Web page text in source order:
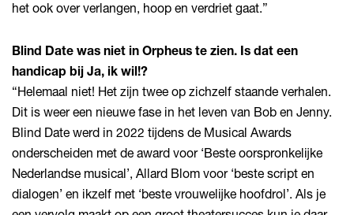
het ook over verlangen, hoop en verdriet gaat.”
Blind Date was niet in Orpheus te zien. Is dat een
handicap bij Ja, ik wil!?
“Helemaal niet! Het zijn twee op zichzelf staande verhalen.
Dit is weer een nieuwe fase in het leven van Bob en Jenny.
Blind Date werd in 2022 tijdens de Musical Awards
onderscheiden met de award voor ‘Beste oorspronkelijke
Nederlandse musical’, Allard Blom voor ‘beste script en
dialogen’ en ikzelf met ‘beste vrouwelijke hoofdrol’. Als je